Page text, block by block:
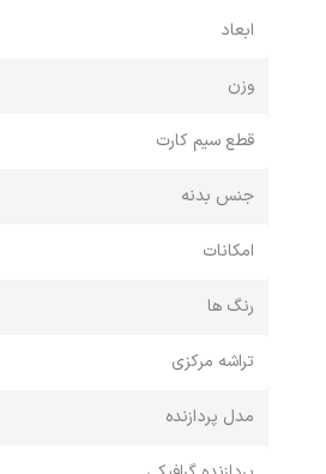
ابعاد
وزن
قطع سیم کارت
جنس بدنه
امکانات
رنگ‌ ها
تراشه مرکزی
مدل پردازنده